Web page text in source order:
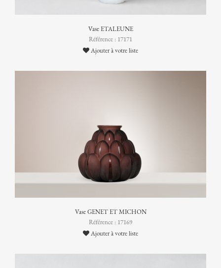
Vase ETALEUNE
Référence : 17171
Ajouter à votre liste
Vase GENET ET MICHON
Référence : 17169
Ajouter à votre liste